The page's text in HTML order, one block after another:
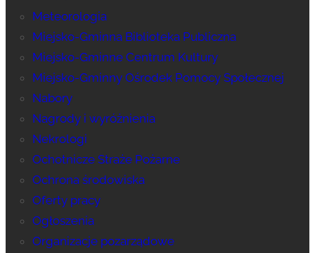
Meteorologia
Miejsko-Gminna Biblioteka Publiczna
Miejsko-Gminne Centrum Kultury
Miejsko-Gminny Ośrodek Pomocy Społecznej
Nabory
Nagrody i wyróżnienia
Nekrologi
Ochotnicze Straże Pożarne
Ochrona środowiska
Oferty pracy
Ogłoszenia
Organizacje pozarządowe